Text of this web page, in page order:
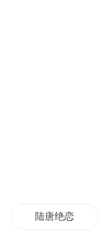
陆唐绝恋